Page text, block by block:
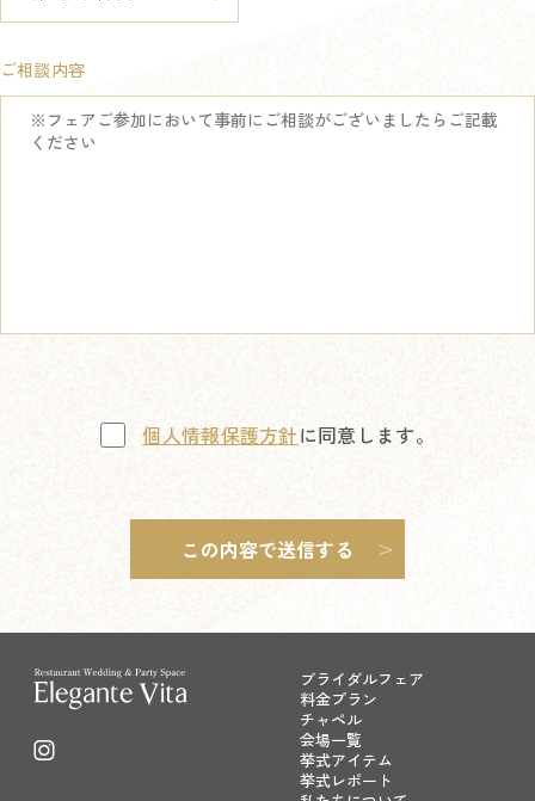
ご相談内容
個人情報保護方針に同意します。
ブライダルフェア
料金プラン
チャペル
会場一覧
挙式アイテム
挙式レポート